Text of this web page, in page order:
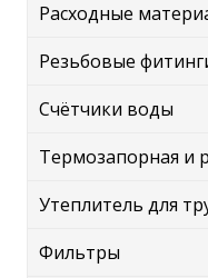
Расходные
Резьбовые
Счётчики воды
Термозапорная и
Утеплитель для
Фильтры